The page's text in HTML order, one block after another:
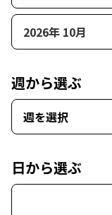
2026年 10月
週から選ぶ
週を選択
日から選ぶ